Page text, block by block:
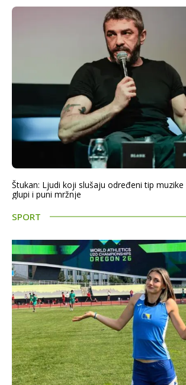
Štukan: Ljudi koji slušaju određeni tip
glupi i puni mržnje
SPORT